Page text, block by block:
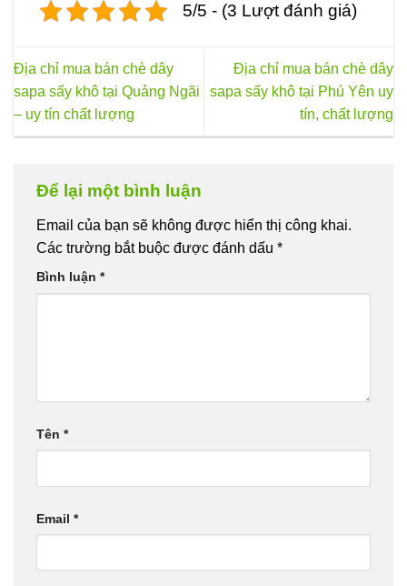
5/5 - (3 Lượt đánh giá)
Địa chỉ mua bán chè dây
sapa sấy khô tại Quảng Ngãi
– uy tín chất lượng
Địa chỉ mua bán chè dây
sapa sấy khô tại Phú Yên uy
tín, chất lượng
Để lại một bình luận
Email của bạn sẽ không được hiển thị công khai.
Các trường bắt buộc được đánh dấu *
Bình luận *
Tên *
Email *